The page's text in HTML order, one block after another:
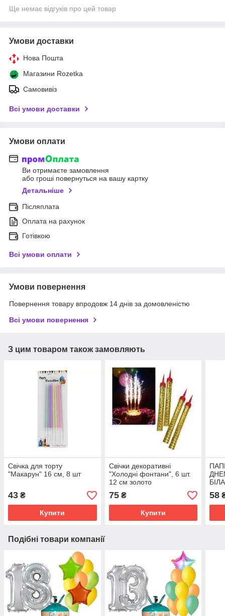
Ще немає відгуків про цей товар
Умови доставки
Нова Пошта
Магазини Rozetka
Самовивіз
Всі умови доставки
Умови оплати
Ви отримаєте замовлення
або гроші повернуться на вашу картку
Детальніше
Післяплата
Оплата на рахунок
Готівкою
Всі умови оплати
Умови повернення
Повернення товару впродовж 14 днів за домовленістю
Всі умови повернення
З цим товаром також замовляють
Свічка для торту
"Макарун" 16 см, 8 шт
43 ₴
Купити
Свічки декоративні
"Холодні фонтани", 6 шт.
12 см золото
75₴
Купити
58
Подібні товари компанії